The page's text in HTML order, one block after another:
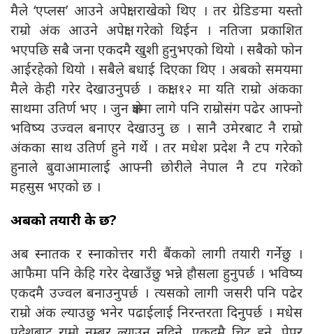
मैले ‘एप्लस’ आउने अपेक्षा राखेको थिए । तर ग्रेडिङमा यस्तो
राम्रो अंक आउने अपेक्षा गरेको थिईन । नतिजा प्रकाशित
भएपछि सबै जना एकदमै खुशी हुनुभएको थियो । सबैको फोन
आईरहेको थियो । सबैले बधाई दिएका थिए । अबको समयमा
मैले केही गरेर देखाउनुपर्छ । कक्षा १२ मा यति राम्रो अंकका
साथमा उतिर्ण भए । जुन क्षेत्रमा लागे पनि राम्रोसंग पढेर आफ्नो
भविष्य उज्वल बनाएर देखाउनु छ । सानै उमेरबाट नै राम्रो
अंकका साथ उतिर्ण हुने गर्थे । तर मधेश प्रदेश नै टप गरेको
हुनाले बुवाआमालाई आफ्नी छोरीले नेपाल नै टप गरेको
महसुस भएको छ ।
अबको तयारी के छ?
अब स्नातक र स्नाकोत्तर गरी बैंकको लागी तयारी गर्नेछु ।
आफैमा पनि केहि गरेर देखाउँछु भन्ने हौसला हुनुपर्छ । भविष्य
एकदमै उज्वल बनाउनुपर्छ । त्यसको लागी जसरी पनि पढेर
राम्रो अंक ल्याउछु भनेर पढाईलाई निरन्तरता दिनुपर्छ । मधेस